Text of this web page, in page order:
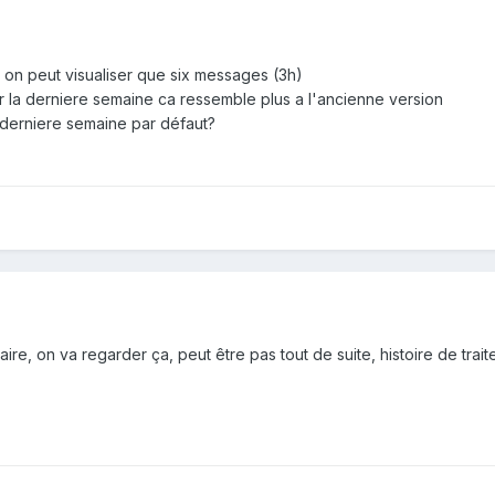
peut visualiser que six messages (3h)
derniere semaine ca ressemble plus a l'ancienne version
semaine par défaut?
on va regarder ça, peut être pas tout de suite, histoire de